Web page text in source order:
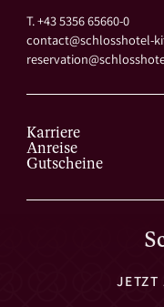
T. +43 5356 65660-0
contact@schlosshotel-
reservation@
Karriere
Anreise
Gutscheine
JETZT